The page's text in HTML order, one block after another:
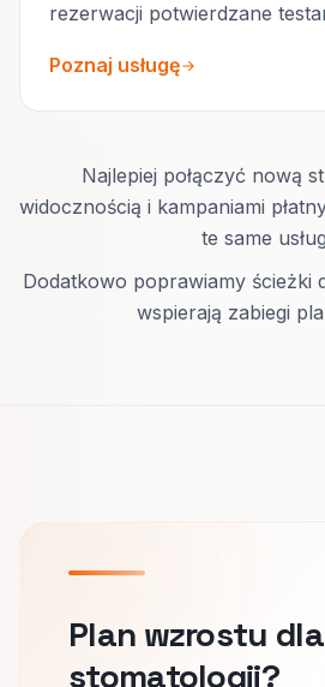
rezerwacji potwierdzane
Poznaj usługę
Najlepiej połączyć nową
widocznością i kampaniami
te same
Dodatkowo poprawiamy ścieżki
wspierają zabiegi
Plan wzrostu
stomatologii?